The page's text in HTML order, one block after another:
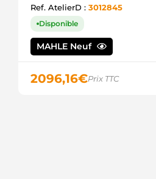
Ref. AtelierD : 3012845
Disponible
MAHLE Neuf
2096,16€Prix TTC